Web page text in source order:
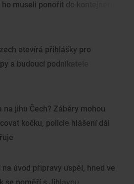
ho museli ponořit do kontejneru
otevírá přihlášky pro
a budoucí podnikatele
na jihu Čech? Záběry mohou
kočku, policie hlášení dál
na úvod přípravy uspěl, hned ve